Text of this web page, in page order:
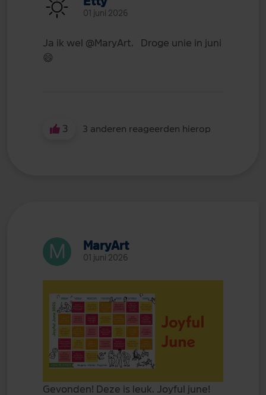
01 juni 2026
Ja ik wel @MaryArt. Droge unie in juni
😄
3 3 anderen reageerden hierop
MaryArt
01 juni 2026
Gevonden! Deze is leuk. Joyful june!